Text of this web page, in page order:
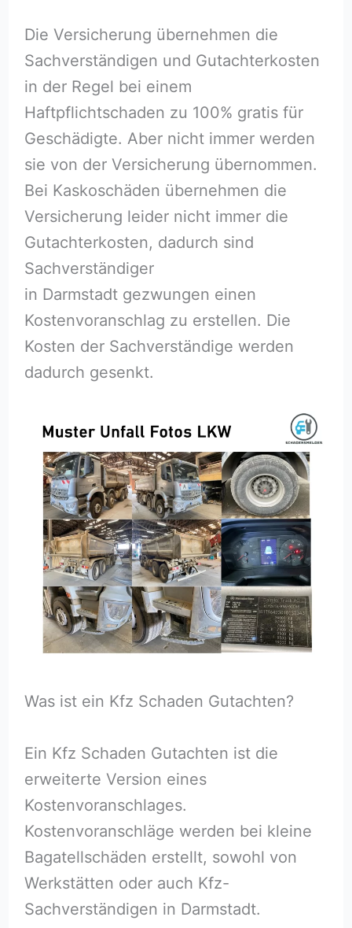
Die Versicherung übernehmen die
Sachverständigen und Gutachterkosten
in der Regel bei einem
Haftpflichtschaden zu 100% gratis für
Geschädigte. Aber nicht immer werden
sie von der Versicherung übernommen.
Bei Kaskoschäden übernehmen die
Versicherung leider nicht immer die
Gutachterkosten, dadurch sind
Sachverständiger
in Darmstadt gezwungen einen
Kostenvoranschlag zu erstellen. Die
Kosten der Sachverständige werden
dadurch gesenkt.
Was ist ein Kfz Schaden Gutachten?
Ein Kfz Schaden Gutachten ist die
erweiterte Version eines
Kostenvoranschlages.
Kostenvoranschläge werden bei kleine
Bagatellschäden erstellt, sowohl von
Werkstätten oder auch Kfz-
Sachverständigen in Darmstadt.